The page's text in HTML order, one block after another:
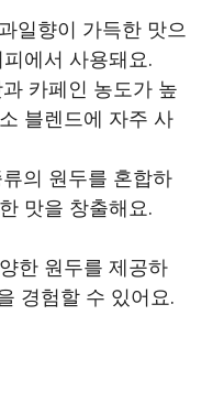
일향이 가득한 맛으
에서 사용돼요.
카페인 농도가 높
블렌드에 자주 사
의 원두를 혼합하
맛을 창출해요.
한 원두를 제공하
경험할 수 있어요.